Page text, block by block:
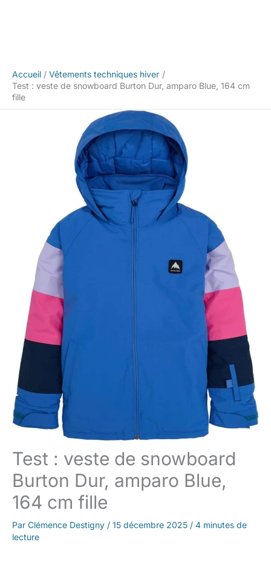
Accueil
Vêtements techniques hiver
Test : veste de snowboard Burton Dur, amparo Blue, 164 cm
fille
Test : veste de snowboard
Burton Dur, amparo Blue,
164 cm fille
Par Clémence Destigny / 15 décembre 2025 / 4 minutes de
lecture